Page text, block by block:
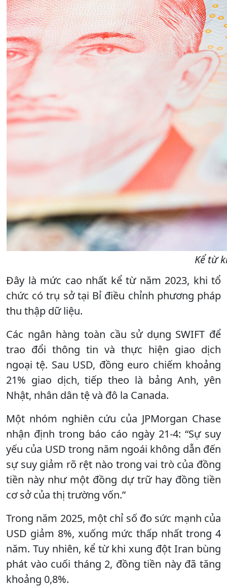
Kể từ
Đây là mức cao nhất kể từ năm 2023, khi tổ
chức có trụ sở tại Bỉ điều chỉnh phương pháp
thu thập dữ liệu.
Các ngân hàng toàn cầu sử dụng SWIFT để
trao đổi thông tin và thực hiện giao dịch
ngoại tệ. Sau USD, đồng euro chiếm khoảng
21% giao dịch, tiếp theo là bảng Anh, yên
Nhật, nhân dân tệ và đô la Canada.
Một nhóm nghiên cứu của JPMorgan Chase
nhận định trong báo cáo ngày 21-4: “Sự suy
yếu của USD trong năm ngoái không dẫn đến
sự suy giảm rõ rệt nào trong vai trò của đồng
tiền này như một đồng dự trữ hay đồng tiền
cơ sở của thị trường vốn.”
Trong năm 2025, một chỉ số đo sức mạnh của
USD giảm 8%, xuống mức thấp nhất trong 4
năm. Tuy nhiên, kể từ khi xung đột Iran bùng
phát vào cuối tháng 2, đồng tiền này đã tăng
khoảng 0,8%.